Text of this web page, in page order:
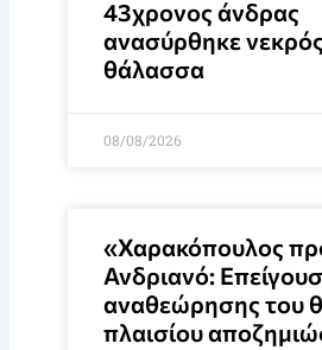
43χρονος άνδρας
ανασύρθηκε
θάλασσα
08/08/2026
«Χαρακόπουλος
Ανδριανό:
αναθεώρησης του
πλαισίου